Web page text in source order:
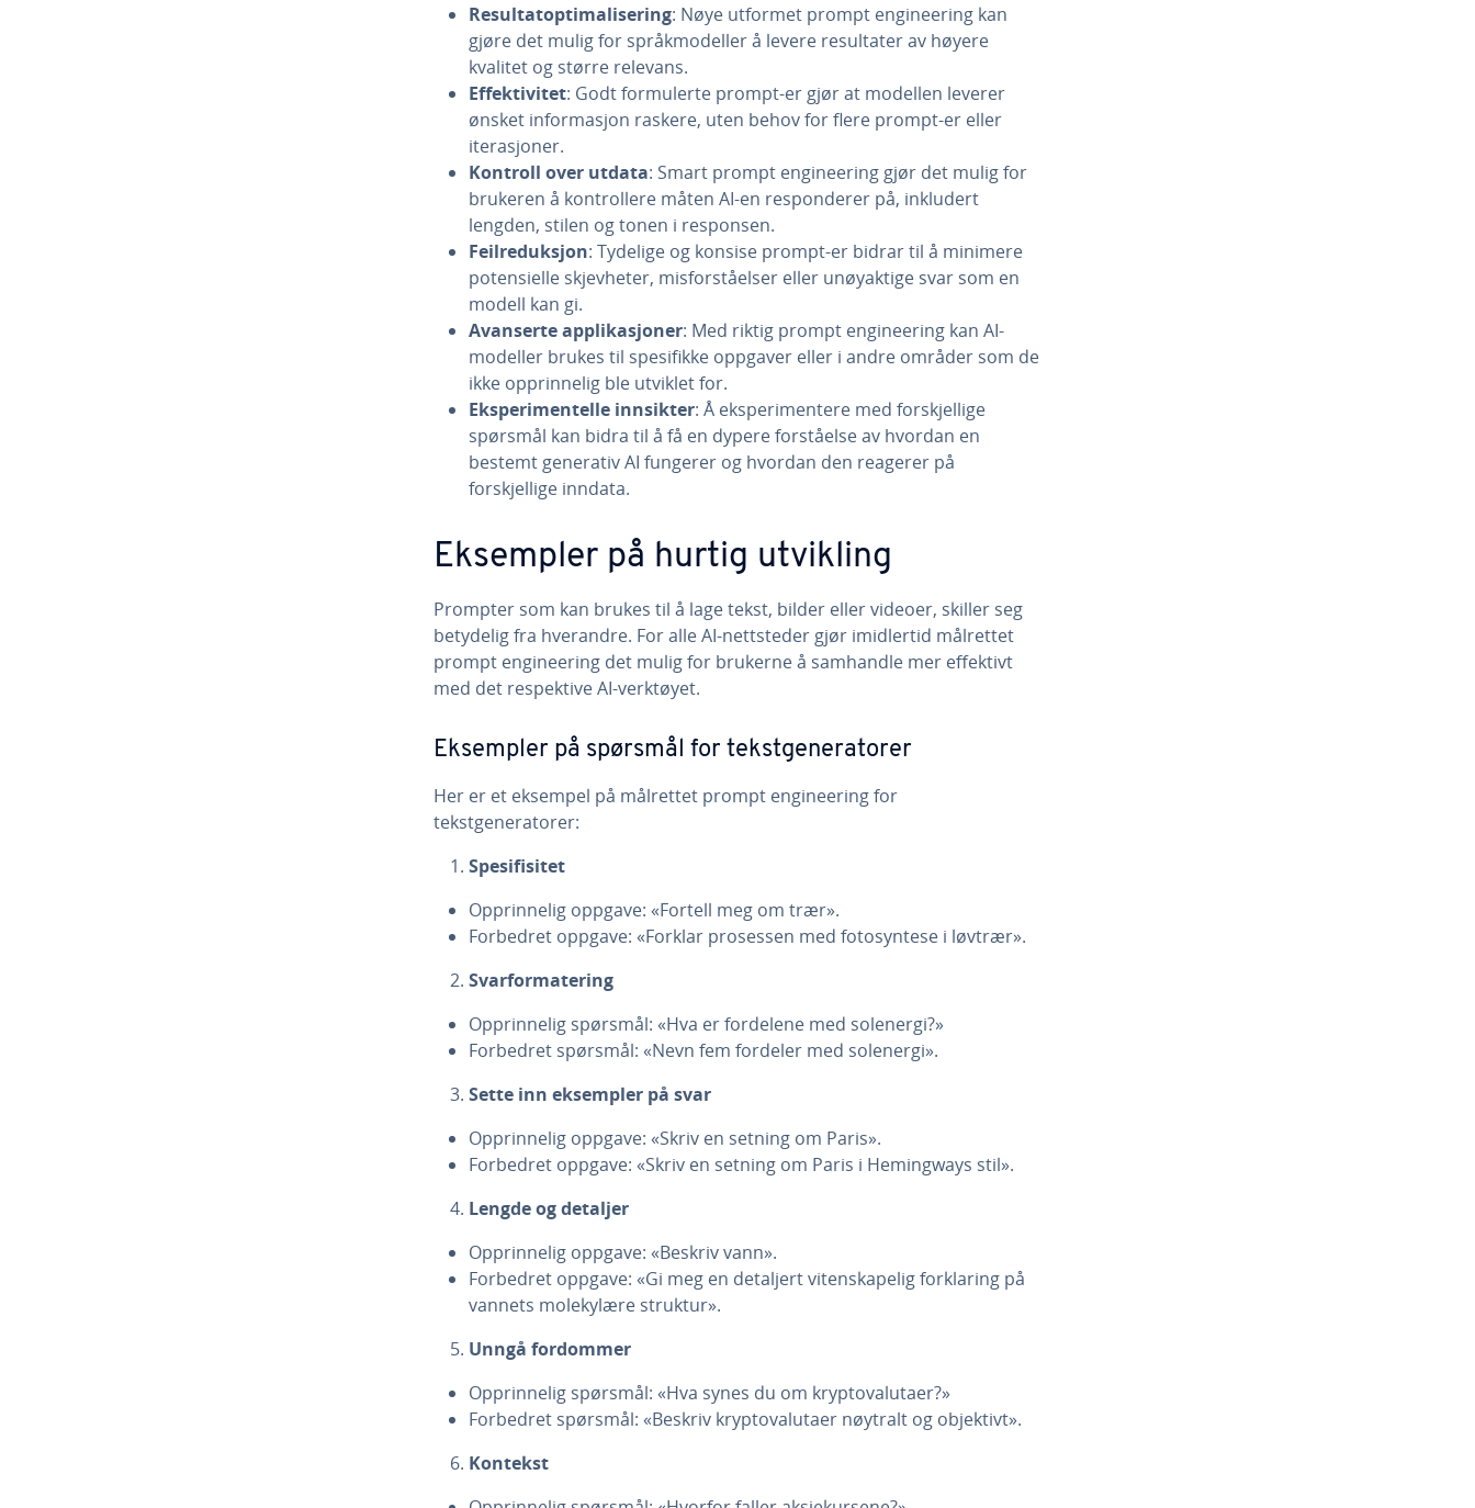
Resultatoptimalisering: Nøye utformet prompt engineering kan
gjøre det mulig for språkmodeller å levere resultater av høyere
kvalitet og større relevans.
Effektivitet: Godt formulerte prompt-er gjør at modellen leverer
ønsket informasjon raskere, uten behov for flere prompt-er eller
iterasjoner.
Kontroll over utdata: Smart prompt engineering gjør det mulig for
brukeren å kontrollere måten AI-en responderer på, inkludert
lengden, stilen og tonen i responsen.
Feilreduksjon: Tydelige og konsise prompt-er bidrar til å minimere
potensielle skjevheter, misforståelser eller unøyaktige svar som en
modell kan gi.
Avanserte applikasjoner: Med riktig prompt engineering kan AI-
modeller brukes til spesifikke oppgaver eller i andre områder som de
ikke opprinnelig ble utviklet for.
Eksperimentelle innsikter: Å eksperimentere med forskjellige
spørsmål kan bidra til å få en dypere forståelse av hvordan en
bestemt generativ AI fungerer og hvordan den reagerer på
forskjellige inndata.
Eksempler på hurtig utvikling
Prompter som kan brukes til å lage tekst, bilder eller videoer, skiller seg
betydelig fra hverandre. For alle AI-nettsteder gjør imidlertid målrettet
prompt engineering det mulig for brukerne å samhandle mer effektivt
med det respektive AI-verktøyet.
Eksempler på spørsmål for tekstgeneratorer
Her er et eksempel på målrettet prompt engineering for
tekstgeneratorer:
Spesifisitet
Opprinnelig oppgave: «Fortell meg om trær».
Forbedret oppgave: «Forklar prosessen med fotosyntese i løvtrær».
Svarformatering
Opprinnelig spørsmål: «Hva er fordelene med solenergi?»
Forbedret spørsmål: «Nevn fem fordeler med solenergi».
Sette inn eksempler på svar
Opprinnelig oppgave: «Skriv en setning om Paris».
Forbedret oppgave: «Skriv en setning om Paris i Hemingways stil».
Lengde og detaljer
Opprinnelig oppgave: «Beskriv vann».
Forbedret oppgave: «Gi meg en detaljert vitenskapelig forklaring på
vannets molekylære struktur».
Unngå fordommer
Opprinnelig spørsmål: «Hva synes du om kryptovalutaer?»
Forbedret spørsmål: «Beskriv kryptovalutaer nøytralt og objektivt».
Kontekst